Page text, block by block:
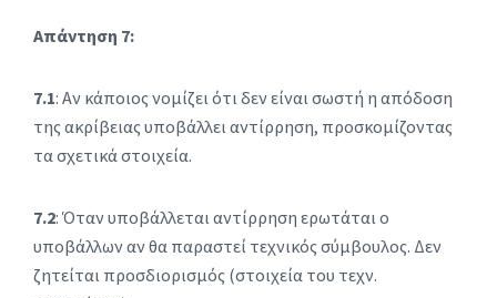
Απάντηση 7:
7.1: Αν κάποιος νομίζει ότι δεν είναι σωστή η απόδοση
της ακρίβειας υποβάλλει αντίρρηση, προσκομίζοντας
τα σχετικά στοιχεία.
7.2: Όταν υποβάλλεται αντίρρηση ερωτάται ο
υποβάλλων αν θα παραστεί τεχνικός σύμβουλος. Δεν
ζητείται προσδιορισμός (στοιχεία του τεχν.